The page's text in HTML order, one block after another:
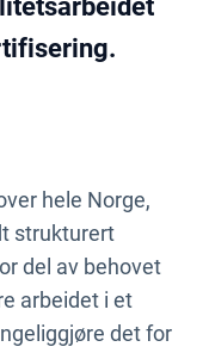
hele Norge,
strukturert
del av behovet
arbeidet i et
det for